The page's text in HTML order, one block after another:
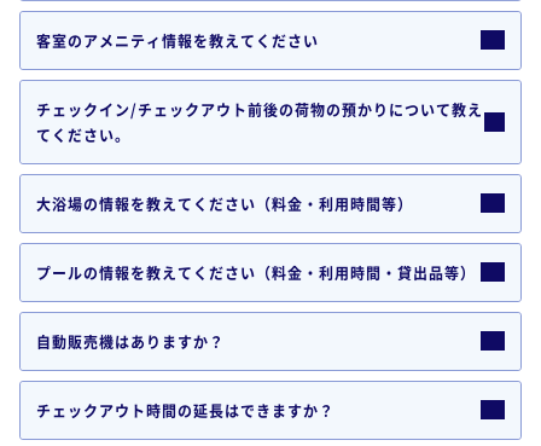
客室のアメニティ情報を教えてください
チェックイン/チェックアウト前後の荷物の預かりについて教え
てください。
大浴場の情報を教えてください（料金・利用時間等）
プールの情報を教えてください（料金・利用時間・貸出品等）
自動販売機はありますか？
チェックアウト時間の延長はできますか？